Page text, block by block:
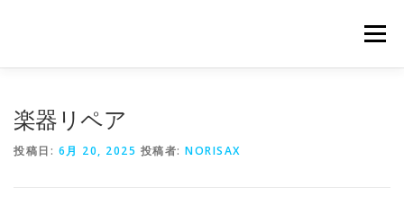
メニュー
楽器リペア
投稿日: 6月 20, 2025 投稿者: NORISAX